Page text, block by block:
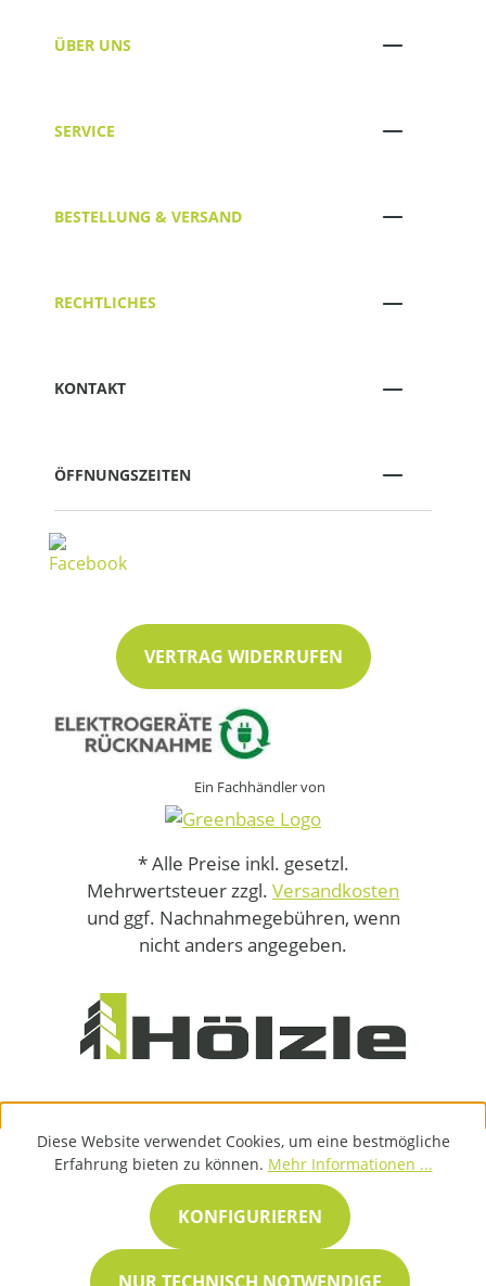
ÜBER UNS
SERVICE
BESTELLUNG & VERSAND
RECHTLICHES
KONTAKT
ÖFFNUNGSZEITEN
VERTRAG WIDERRUFEN
Ein Fachhändler von
* Alle Preise inkl. gesetzl.
Mehrwertsteuer zzgl. Versandkosten
und ggf. Nachnahmegebühren, wenn
nicht anders angegeben.
Diese Website verwendet Cookies, um eine bestmögliche
Erfahrung bieten zu können. Mehr Informationen ...
KONFIGURIEREN